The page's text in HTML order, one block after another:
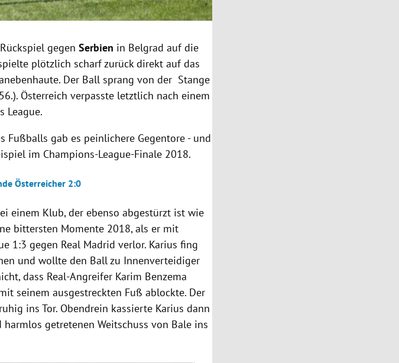
gegenSerbien in Belgrad auf die
plötzlich scharf zurück direkt auf das
Der Ball sprang von der Stange
Österreich verpasste letztlich nach einem
League.
Fußballs gab es peinlichere Gegentore - und
im Champions-League-Finale 2018.
Österreicher 2:0
einem Klub, der ebenso abgestürzt ist wie
bittersten Momente 2018, als er mit
1:3 gegen Real Madrid verlor. Karius fing
und wollte den Ball zu Innenverteidiger
dass Real-Angreifer Karim Benzema
seinem ausgestreckten Fuß ablockte. Der
ins Tor. Obendrein kassierte Karius dann
getretenen Weitschuss von Bale ins